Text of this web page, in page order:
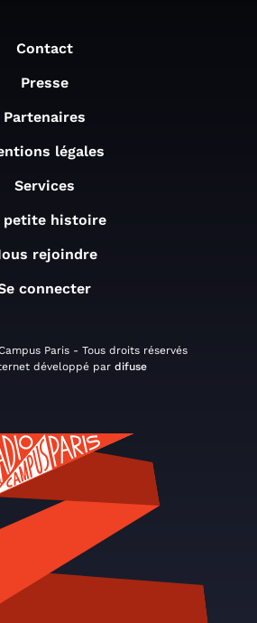
Contact
Presse
Partenaires
légales
Services
petite histoire
rejoindre
connecter
Paris - Tous droits réservés
développé par difuse